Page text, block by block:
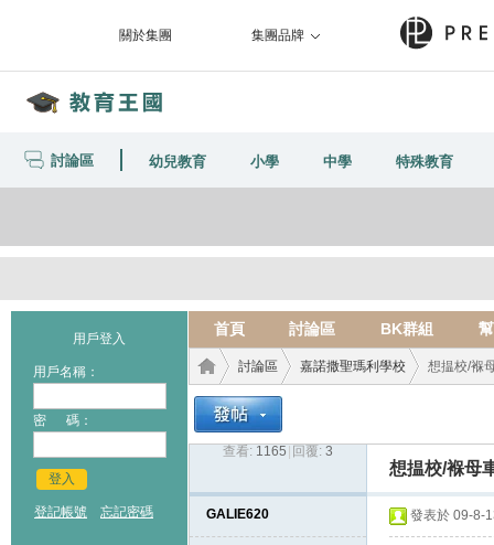
關於集團 集團品牌
討論區 幼兒教育 小學 中學 特殊教育
用戶登入
用戶名稱：
密 碼：
登入
登記帳號 忘記密碼
首頁 討論區 BK群組
討論區
›
嘉諾撒聖瑪利學校
›
想揾校/褓
查看: 1165 回覆: 3
想揾校/褓母
GALIE620 發表於 09-8-